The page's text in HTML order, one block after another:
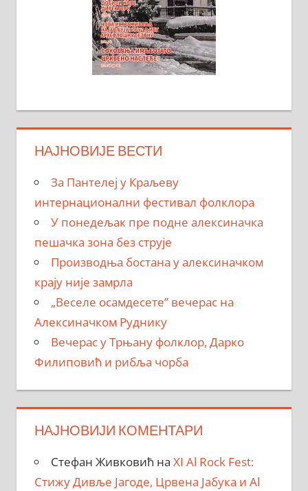
НАЈНОВИЈЕ ВЕСТИ
За Пантелеј у Краљеву
интернационални фестивал фолклора
У понедељак пре подне алексиначка
пешачка зона без струје
Производња бостана у алексиначком
крају није замрла
„Веселе осамдесете” вечерас на
Алексиначком Руднику
Вечерас у Трњану фолклор, Дарко
Филиповић и рибља чорба
НАЈНОВИЈИ КОМЕНТАРИ
Стефан Живковић на XI Al Rock Fest:
Стижу Дивље Јагоде, Црвена Јабука и Al